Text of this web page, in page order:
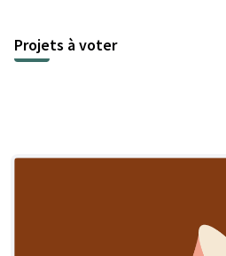
Projets à voter